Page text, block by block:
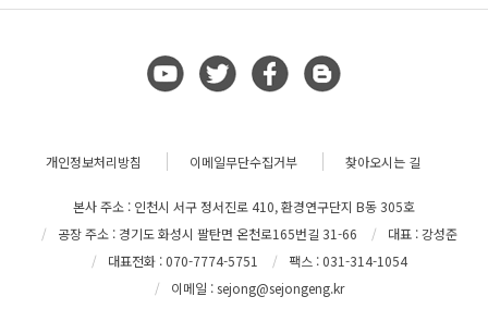
개인정보처리방침 이메일무단수집거부 찾아오시는 길
본사 주소 : 인천시 서구 정서진로 410, 환경연구단지 B동 305호
공장 주소 : 경기도 화성시 팔탄면 온천로165번길 31-66
대표 : 강성준
대표전화 : 070-7774-5751
팩스 : 031-314-1054
이메일 : sejong@sejongeng.kr